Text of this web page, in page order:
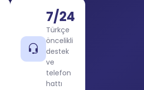
7/24
Türkçe
öncelikli
destek
ve
telefon
hattı